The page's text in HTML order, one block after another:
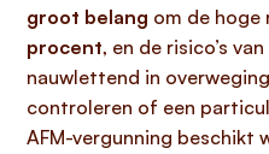
groot belang om de hoge
procent, en de risico’s
nauwlettend in
controleren of een
AFM-vergunning beschikt